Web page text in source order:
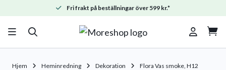
Fri frakt på beställningar över 599 kr.*

Hjem Heminredning Dekoration Flora Vas smoke, H12